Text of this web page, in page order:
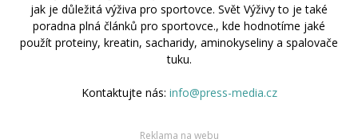
jak je důležitá výživa pro sportovce. Svět Výživy to je také
poradna plná článků pro sportovce., kde hodnotíme jaké
použít proteiny, kreatin, sacharidy, aminokyseliny a spalovače
tuku.
Kontaktujte nás: info@press-media.cz
Reklama na webu